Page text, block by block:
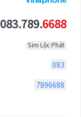
083.789.6688
Sim Lộc Phát
083
7896688